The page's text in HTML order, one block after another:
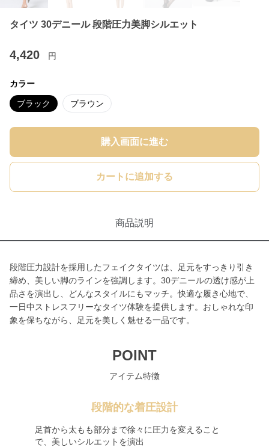
タイツ 30デニール 段階圧力美脚シルエット
4,420 円
カラー
ブラック ブラウン
購入画面に進む
カートに追加する
商品説明
段階圧力設計を採用したフェイクタイツは、足元をすっきり引き
締め、美しい脚のラインを強調します。30デニールの透け感が上
品さを演出し、どんなスタイルにもマッチ。快適な履き心地で、
一日中ストレスフリーなタイツ体験を提供します。おしゃれな印
象を保ちながら、足元を美しく魅せる一品です。
POINT
アイテム特徴
段階的な着圧設計
足首から太もも部分まで徐々に圧力を変えること
で、美しいシルエットを演出